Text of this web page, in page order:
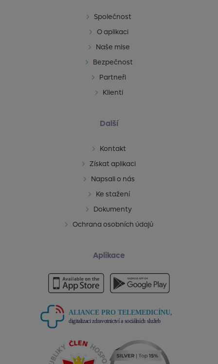
Společnost
O aplikaci
Naše mise
Bezpečnost
Partneři
Klienti
Další
Kontakt
Získat aplikaci
Napsali o nás
Ke stažení
Dokumenty
Ochrana osobních údajů
Aplikace